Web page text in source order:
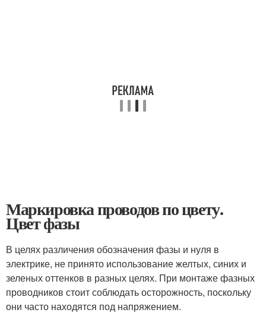
Маркировка проводов по цвету.
Цвет фазы
В целях различения обозначения фазы и нуля в
электрике, не принято использование желтых, синих и
зеленых оттенков в разных целях. При монтаже фазных
проводников стоит соблюдать осторожность, поскольку
они часто находятся под напряжением.